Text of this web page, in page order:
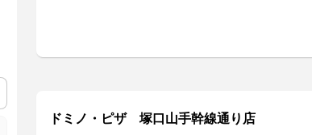
ドミノ・ピザ 塚口山手幹線通り店